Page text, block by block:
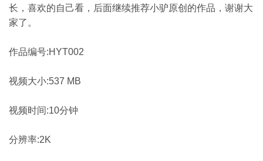
长，喜欢的自己看，后面继续推荐小驴原创的作品，谢谢大
家了。
作品编号:HYT002
视频大小:537 MB
视频时间:10分钟
分辨率:2K